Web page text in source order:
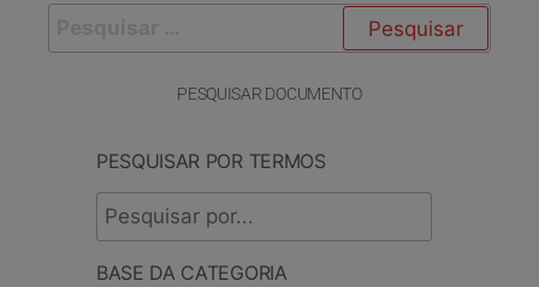
PESQUISAR DOCUMENTO
PESQUISAR POR TERMOS
BASE DA CATEGORIA